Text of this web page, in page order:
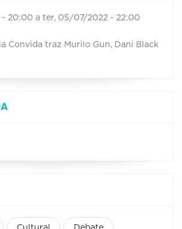
- 20:00 a ter, 05/07/2022 - 22:00
Convida traz Murilo Gun, Dani Black